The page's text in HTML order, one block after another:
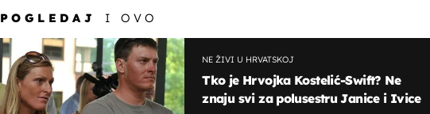
POGLEDAJ I OVO
NE ŽIVI U HRVATSKOJ
Tko je Hrvojka Kostelić-Swift? Ne
znaju svi za polusestru Janice i Ivice